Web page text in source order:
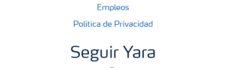
Empleos
Política de Privacidad
Seguir Yara